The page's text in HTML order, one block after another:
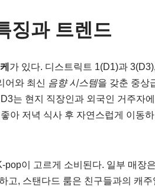
징과 트렌드
가 있다. 디스트릭트 1(D1)과
어와 최신 음향 시스템을 갖춘 중상
는 현지 직장인과 외국인 거주자
아 저녁 식사 후 자연스럽게 이동
이 고르게 소비된다. 일부 매장
, 스탠다드 룸은 친구들과의 캐